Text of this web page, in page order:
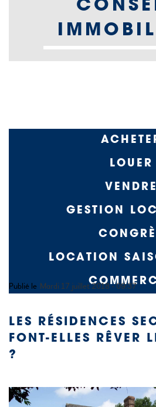
LOUER
VENDRE
GESTION
LOCATION
Publié le Mardi 17 juillet 2018 - 09:37
LES RÉSIDENCES
FONT-ELLES RÊVER
?